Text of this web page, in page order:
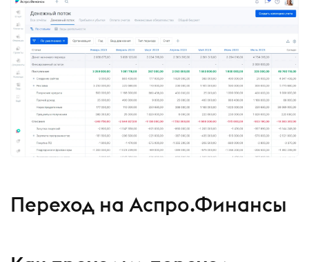
Переход на Аспро.Финансы